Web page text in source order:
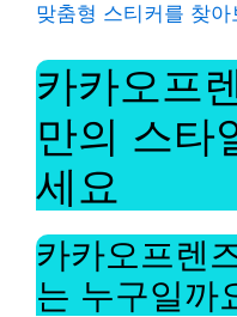
맞춤형 스티커를 찾아
카카오프
만의 스타
세요
카카오프렌
는 누구일까